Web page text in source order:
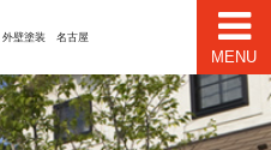
外壁塗装 名古屋
MENU